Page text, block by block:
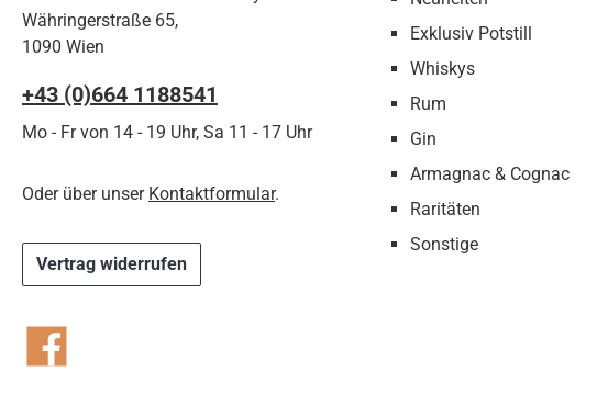
Währingerstraße 65,
1090 Wien
+43 (0)664 1188541‬
Mo - Fr von 14 - 19 Uhr, Sa 11 - 17 Uhr
Oder über unser Kontaktformular.
Vertrag widerrufen
Facebook
Exklusiv Potstill
Whiskys
Rum
Gin
Armagnac & Cognac
Raritäten
Sonstige